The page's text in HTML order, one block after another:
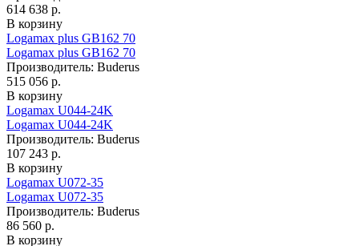
614 638 р.
В корзину
Logamax plus GB162 70
Logamax plus GB162 70
Производитель: Buderus
515 056 р.
В корзину
Logamax U044-24K
Logamax U044-24K
Производитель: Buderus
107 243 р.
В корзину
Logamax U072-35
Logamax U072-35
Производитель: Buderus
86 560 р.
В корзину